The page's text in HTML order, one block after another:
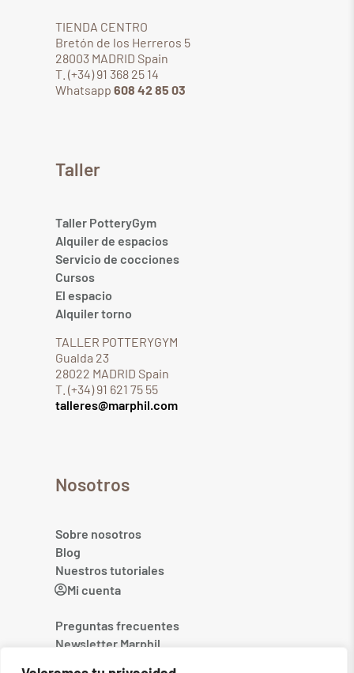
TIENDA CENTRO
Bretón de los Herreros 5
28003 MADRID Spain
T. (+34) 91 368 25 14
Whatsapp 608 42 85 03
Taller
Taller PotteryGym
Alquiler de espacios
Servicio de cocciones
Cursos
El espacio
Alquiler torno
TALLER POTTERYGYM
Gualda 23
28022 MADRID Spain
T. (+34) 91 621 75 55
talleres@marphil.com
Nosotros
Sobre nosotros
Blog
Nuestros tutoriales
Mi cuenta
Preguntas frecuentes
Newsletter Marphil